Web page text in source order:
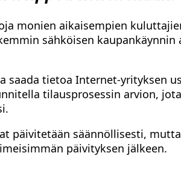
monien aikaisempien
sähköisen kaupankäynnin
saada tietoa Internet-yrityksen
tilausprosessin arvion,
päivitetään säännöllisesti,
päivityksen jälkeen.